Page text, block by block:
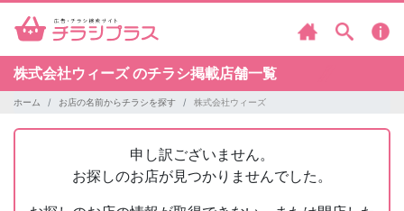
株式会社ウィーズ のチラシ掲載店舗一覧
ホーム お店の名前からチラシを探す 株式会社ウィーズ
申し訳ございません。
お探しのお店が見つかりませんでした。